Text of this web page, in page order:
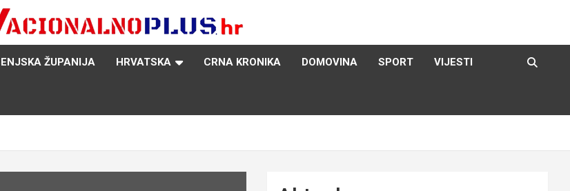
znati više
ŽUPANIJA HRVATSKA CRNA KRONIKA DOMOVINA SPORT VIJESTI